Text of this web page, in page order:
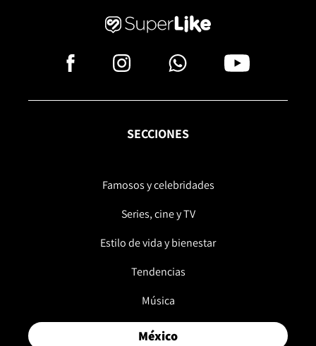
SECCIONES
Famosos y celebridades
Series, cine y TV
Estilo de vida y bienestar
Tendencias
Música
México